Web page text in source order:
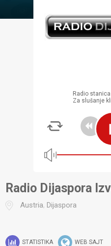
Radio
Za slušanje
Radio Dijaspora
Austria,Dijaspora
STATISTIKA WEB SAJT